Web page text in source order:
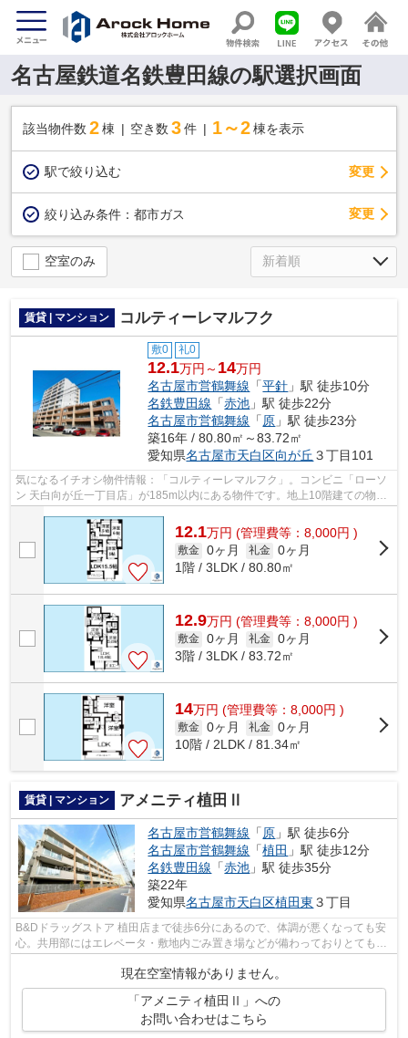
名古屋鉄道名鉄豊田線の駅選択画面
該当物件数 2棟 空き数 3 件 1～2 棟を表示
駅で絞り込む 変更
絞り込み条件： 都市ガス 変更
空室のみ
賃貸 | マンション コルティーレマルフク
敷0 礼0
12.1万円～ 14万円
名古屋市営鶴舞線 「平針 」駅 徒歩10分
名鉄豊田線 「赤池 」駅 徒歩22分
名古屋市営鶴舞線 「 原 」駅 徒歩23分
築16年 / 80.80㎡～83.72㎡
愛知県名古屋市天白区向が丘 ３丁目101
気になるイチオシ物件情報：「コルティーレマルフク」。コンビニ「ローソ
ン 天白向が丘一丁目店」が185m以内にある物件です。地上10階建ての物
件。初期費用をカードでお支払いいただけ...
12.1万円 (管理費等：8,000円 )
敷金 0ヶ月 礼金 0ヶ月
1階 / 3LDK / 80.80㎡
12.9万円 (管理費等：8,000円 )
敷金 0ヶ月 礼金 0ヶ月
3階 / 3LDK / 83.72㎡
14万円 (管理費等：8,000円 )
敷金 0ヶ月 礼金 0ヶ月
10階 / 2LDK / 81.34㎡
賃貸 | マンション アメニティ植田Ⅱ
名古屋市営鶴舞線 「原 」駅 徒歩6分
名古屋市営鶴舞線 「植田 」駅 徒歩12分
名鉄豊田線 「赤池 」駅 徒歩35分
築22年
愛知県名古屋市天白区植田東 ３丁目
B&Dドラッグストア 植田店まで徒歩6分にあるので、体調が悪くなっても安
心。共用部にはエレベータ・敷地内ごみ置き場などが備わっておりとても充
実しています。クレジットカードで...
現在空室情報がありません。
「アメニティ植田Ⅱ」への
お問い合わせはこちら